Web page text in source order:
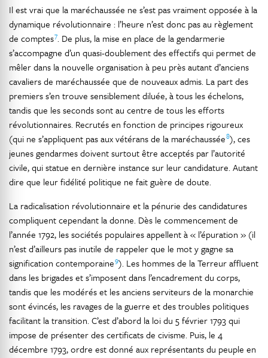
Il est vrai que la maréchaussée ne s’est pas vraiment opposée à la
dynamique révolutionnaire : l’heure n’est donc pas au règlement
de comptes7. De plus, la mise en place de la gendarmerie
s’accompagne d’un quasi-doublement des effectifs qui permet de
mêler dans la nouvelle organisation à peu près autant d’anciens
cavaliers de maréchaussée que de nouveaux admis. La part des
premiers s’en trouve sensiblement diluée, à tous les échelons,
tandis que les seconds sont au centre de tous les efforts
révolutionnaires. Recrutés en fonction de principes rigoureux
(qui ne s’appliquent pas aux vétérans de la maréchaussée8), ces
jeunes gendarmes doivent surtout être acceptés par l’autorité
civile, qui statue en dernière instance sur leur candidature. Autant
dire que leur fidélité politique ne fait guère de doute.
La radicalisation révolutionnaire et la pénurie des candidatures
compliquent cependant la donne. Dès le commencement de
l’année 1792, les sociétés populaires appellent à « l’épuration » (il
n’est d’ailleurs pas inutile de rappeler que le mot y gagne sa
signification contemporaine9). Les hommes de la Terreur affluent
dans les brigades et s’imposent dans l’encadrement du corps,
tandis que les modérés et les anciens serviteurs de la monarchie
sont évincés, les ravages de la guerre et des troubles politiques
facilitant la transition. C’est d’abord la loi du 5 février 1793 qui
impose de présenter des certificats de civisme. Puis, le 4
décembre 1793, ordre est donné aux représentants du peuple en